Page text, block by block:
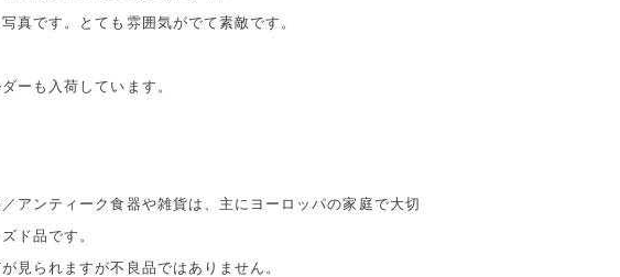
真です。とても雰囲気がでて素敵です。
ーも入荷しています。
アンティーク食器や雑貨は、主にヨーロッパの家庭で大切
ド品です。
見られますが不良品ではありません。